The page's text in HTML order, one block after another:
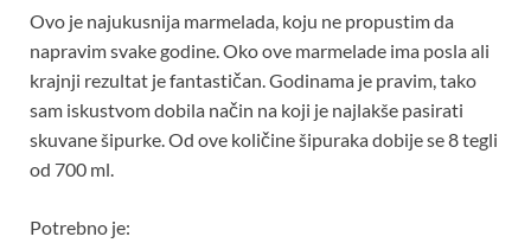
Ovo je najukusnija marmelada, koju ne propustim da
napravim svake godine. Oko ove marmelade ima posla ali
krajnji rezultat je fantastičan. Godinama je pravim, tako
sam iskustvom dobila način na koji je najlakše pasirati
skuvane šipurke. Od ove količine šipuraka dobije se 8 tegli
od 700 ml.
Potrebno je: